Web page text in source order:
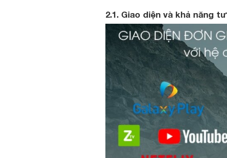
2.1. Giao diện và khả năng